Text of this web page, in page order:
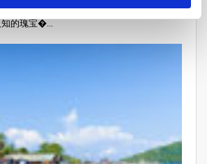
平静而美丽的海域。前方就是瑶艾岛,这是泰
知的瑰宝�...